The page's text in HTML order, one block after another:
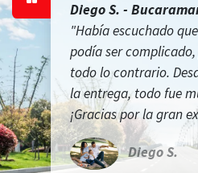
Diego S. -
"Había escuchado
podía ser
todo lo contrario.
la entrega, todo fue
¡Gracias por la gran
Diego S.